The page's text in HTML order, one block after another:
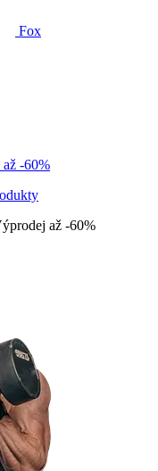
Fox
-60%
až -60%